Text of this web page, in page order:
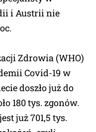
i Austrii nie
Zdrowia (WHO)
Covid-19 w
doszło już do
180 tys. zgonów.
już 701,5 tys.